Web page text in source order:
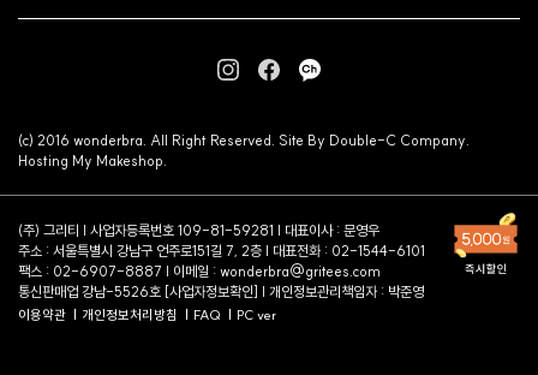
(c) 2016 wonderbra. All Right Reserved. Site By Double-C Company.
Hosting My Makeshop.
(주) 그리티 | 사업자등록번호 109-81-59281 | 대표이사 : 문영우
주소 : 서울특별시 강남구 언주로151길 7, 2층 | 대표전화 : 02-1544-6101
팩스 : 02-6907-8887 | 이메일 : wonderbra@gritees.com
통신판매업 강남-5526호 [사업자정보확인] | 개인정보관리책임자 : 박준영
이용약관 개인정보처리방침 FAQ PC ver